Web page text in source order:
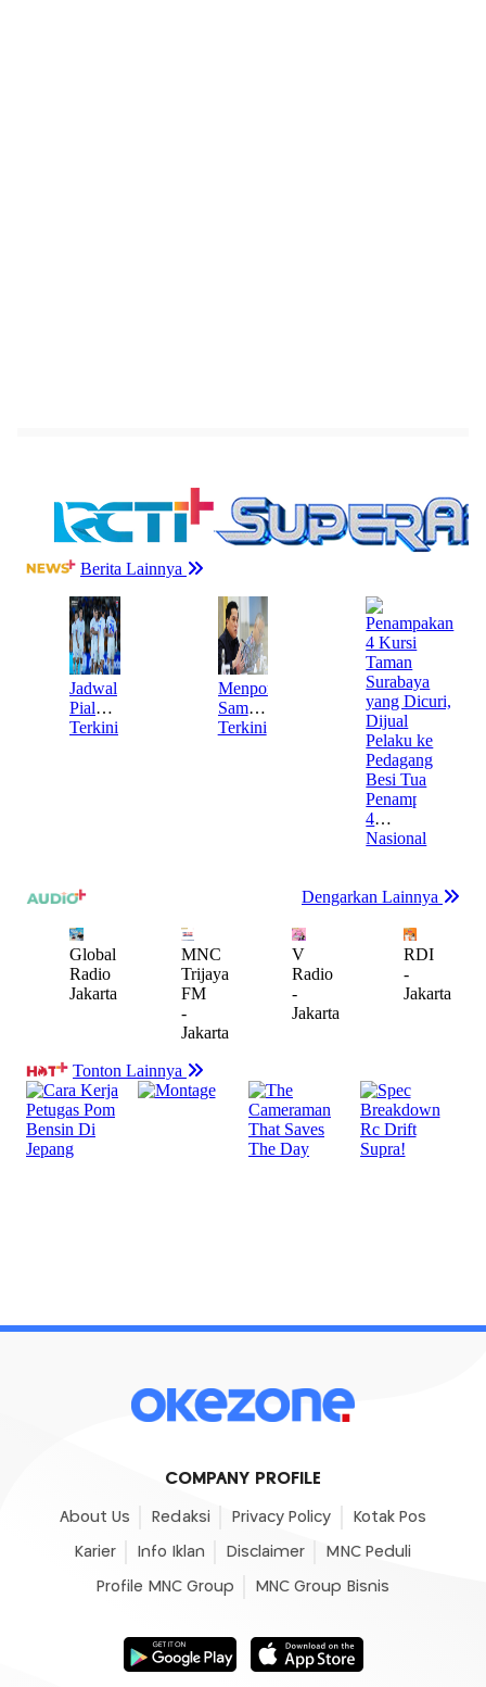
COMPANY PROFILE
About Us Redaksi Privacy Policy Kotak Pos
Karier Info Iklan Disclaimer MNC Peduli
Profile MNC Group MNC Group Bisnis